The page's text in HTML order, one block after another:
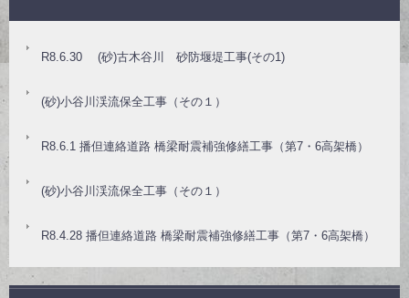
R8.6.30 (砂)古木谷川 砂防堰堤工事(その1)
(砂)小谷川渓流保全工事（その１）
R8.6.1 播但連絡道路 橋梁耐震補強修繕工事（第7・6高架橋）
(砂)小谷川渓流保全工事（その１）
R8.4.28 播但連絡道路 橋梁耐震補強修繕工事（第7・6高架橋）